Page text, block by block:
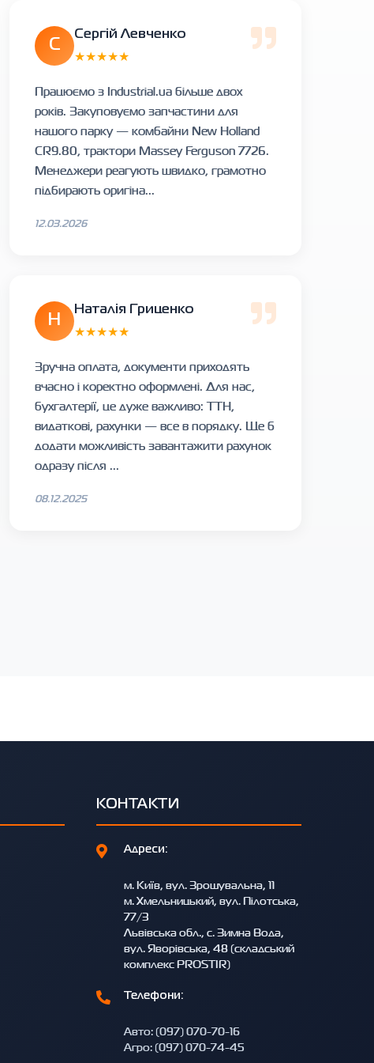
С
Сергій Левченко
★★★★★
Працюємо з Industrial.ua більше двох
років. Закуповуємо запчастини для
нашого парку — комбайни New Holland
CR9.80, трактори Massey Ferguson 7726.
Менеджери реагують швидко, грамотно
підбирають оригіна...
12.03.2026
Н
Наталія Гриценко
★★★★★
Зручна оплата, документи приходять
вчасно і коректно оформлені. Для нас,
бухгалтерії, це дуже важливо: ТТН,
видаткові, рахунки — все в порядку. Ще б
додати можливість завантажити рахунок
одразу після ...
08.12.2025
КОНТАКТИ
Адреси:
м. Київ, вул. Зрошувальна, 11
м. Хмельницький, вул. Пілотська,
77/3
Львівська обл., с. Зимна Вода,
вул. Яворівська, 48 (складський
комплекс PROSTIR)
Телефони:
Авто: (097) 070-70-16
Агро: (097) 070-74-45